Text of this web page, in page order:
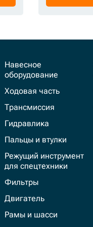
Навесное
оборудование
Ходовая часть
Трансмиссия
Гидравлика
Пальцы и втулки
Режущий инструмент
для спецтехники
Фильтры
Двигатель
Рамы и шасси